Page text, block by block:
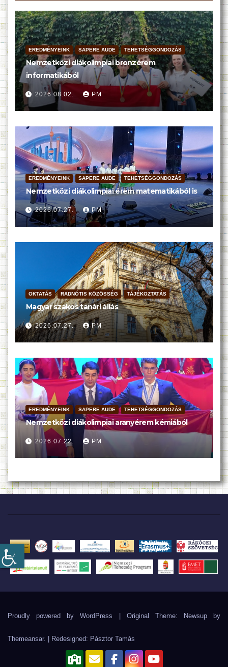
EREDMÉNYEINK SAPERE AUDE TEHETSÉGGONDOZÁS
Nemzetközi diákolimpiai bronzérem
informatikából
2026.08.02. PM
EREDMÉNYEINK SAPERE AUDE TEHETSÉGGONDOZÁS
Nemzetközi diákolimpiai érem matematikából is
2026.07.27. PM
OKTATÁS RADNÓTIS KÖZÖSSÉG TÁJÉKOZTATÁS
Magyar szakos tanári állás
2026.07.27. PM
EREDMÉNYEINK SAPERE AUDE TEHETSÉGGONDOZÁS
Nemzetközi diákolimpiai aranyérem kémiából
2026.07.22. PM
Proudly powered by WordPress Original Theme: Newsup by
Themeansar. | Redesigned: Pásztor Tamás